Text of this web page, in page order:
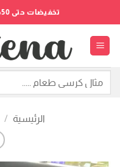
للمحتوى
تخفيضات حتى 50% بمناسبة الجمعة البيضاء
الرئيسية /